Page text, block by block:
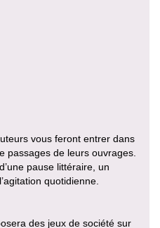
vous feront entrer dans
passages de leurs ouvrages.
pause littéraire, un
quotidienne.
des jeux de société sur